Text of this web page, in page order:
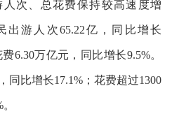
次、总花费保持较高速度增
出游人次65.22亿，同比增长
6.30万亿元，同比增长9.5%。
同比增长17.1%；花费超过1300